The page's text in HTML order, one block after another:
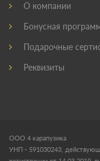
О компании
Бонусная
Подарочные
Реквизиты
ООО 4 карапузика
УНП - 591030243,